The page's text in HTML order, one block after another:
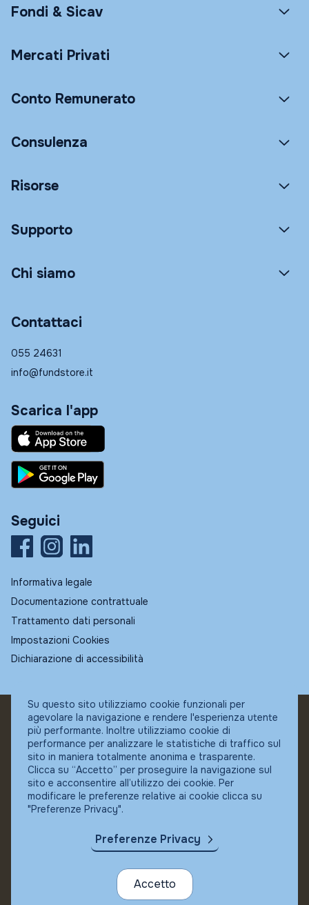
Fondi & Sicav
Mercati Privati
Conto Remunerato
Consulenza
Risorse
Supporto
Chi siamo
Contattaci
055 24631
info@fundstore.it
Scarica l'app
Seguici
Informativa legale
Documentazione contrattuale
Trattamento dati personali
Impostazioni Cookies
Dichiarazione di accessibilità
© Fundstore
Collocatore autorizzato:
Banca Ifigest SpA
P.Iva: 04337180485
Su questo sito utilizziamo cookie funzionali per
agevolare la navigazione e rendere l'esperienza utente
più performante. Inoltre utilizziamo cookie di
performance per analizzare le statistiche di traffico sul
sito in maniera totalmente anonima e trasparente.
Clicca su “Accetto” per proseguire la navigazione sul
sito e acconsentire all’utilizzo dei cookie. Per
modificare le preferenze relative ai cookie clicca su
"Preferenze Privacy".
Preferenze Privacy
Accetto